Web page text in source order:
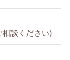
談ください)